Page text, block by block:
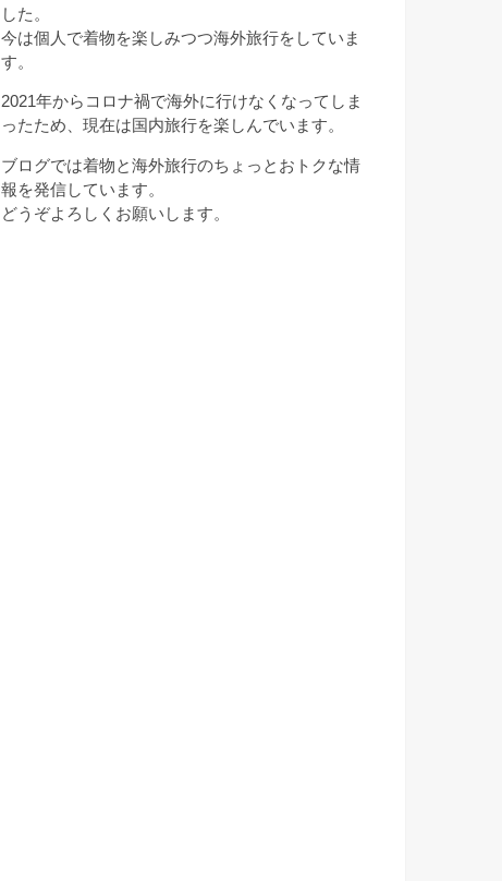
した。
今は個人で着物を楽しみつつ海外旅行をしていま
す。
2021年からコロナ禍で海外に行けなくなってしま
ったため、現在は国内旅行を楽しんでいます。
ブログでは着物と海外旅行のちょっとおトクな情
報を発信しています。
どうぞよろしくお願いします。